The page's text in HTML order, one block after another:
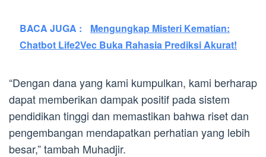
BACA JUGA :
Mengungkap Misteri Kematian:
Chatbot Life2Vec Buka Rahasia Prediksi Akurat!
“Dengan dana yang kami kumpulkan, kami berharap
dapat memberikan dampak positif pada sistem
pendidikan tinggi dan memastikan bahwa riset dan
pengembangan mendapatkan perhatian yang lebih
besar,” tambah Muhadjir.